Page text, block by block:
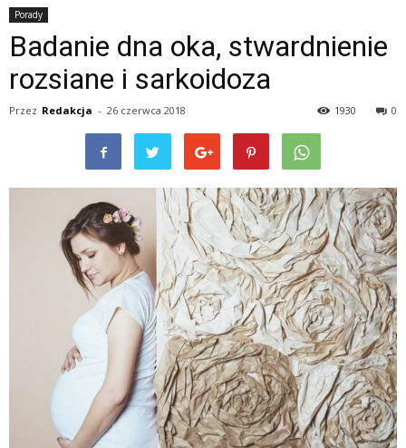
Porady
Badanie dna oka, stwardnienie
rozsiane i sarkoidoza
Przez Redakcja - 26 czerwca 2018 0
1930